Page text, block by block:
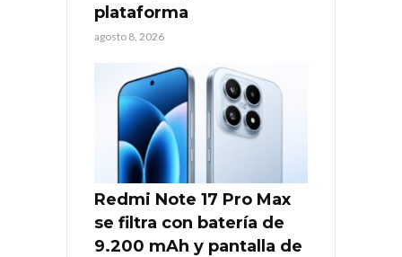
plataforma
agosto 8, 2026
Redmi Note 17 Pro Max
se filtra con batería de
9.200 mAh y pantalla de